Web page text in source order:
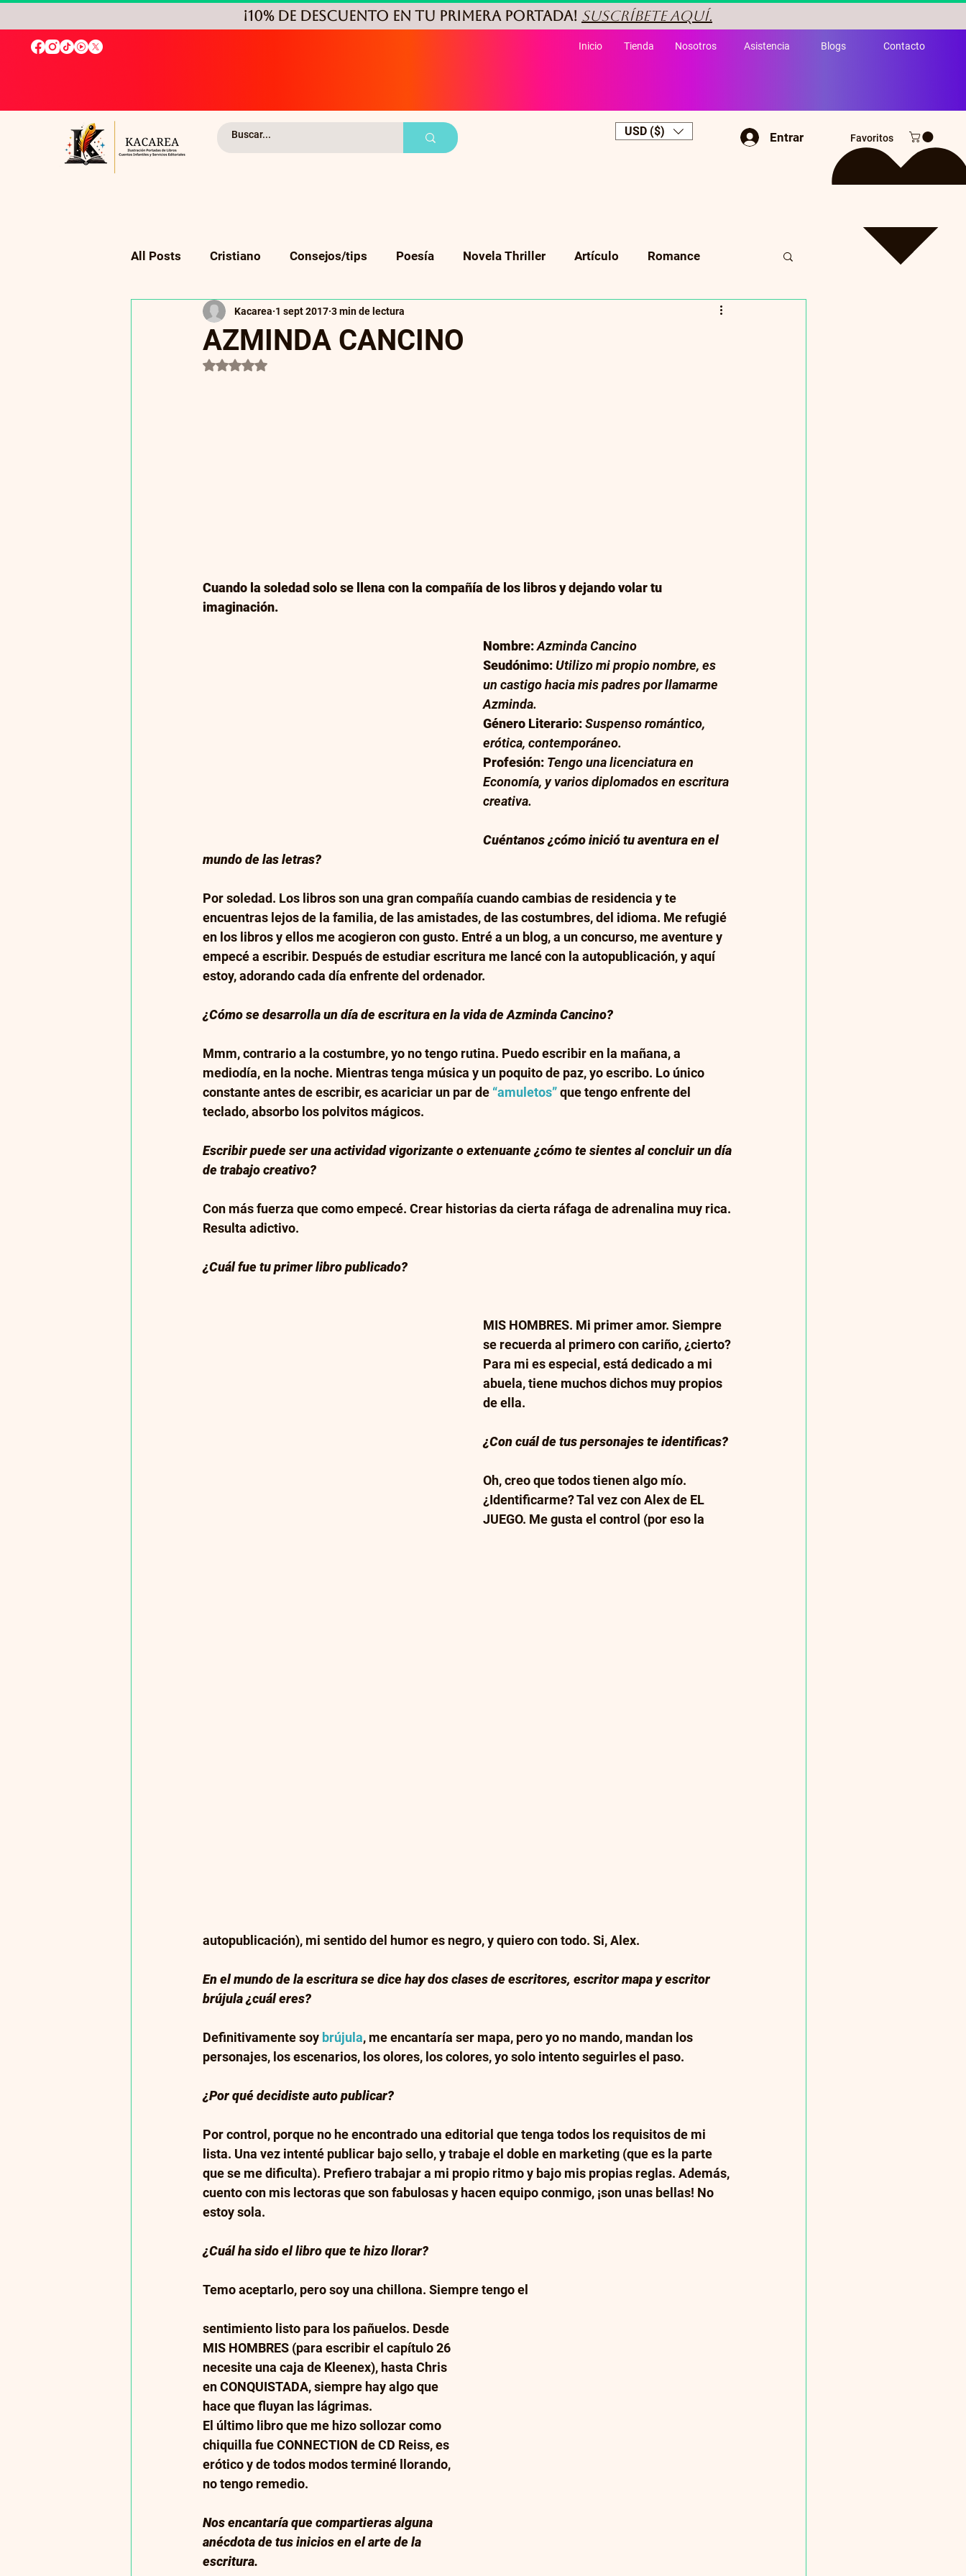
¡10% de DESCUENTO en tu primera portada! Suscríbete aquí.
Inicio Tienda Nosotros Asistencia Blogs Contacto
USD ($) Entrar Favoritos
All Posts Cristiano Consejos/tips Poesía Novela Thriller Artículo Romance
Religión Autoayuda Cuento corto Cuento infantil
Concursos Ciencia Ficción
AZMINDA CANCINO
Kacarea 1 sept 2017 3 min de lectura
Obtuvo NaN de 5 estrellas.
Cuando la soledad solo se llena con la compañía de los libros y dejando volar tu
imaginación.
Nombre:Azminda Cancino
Seudónimo: Utilizo mi propio nombre, es
un castigo hacia mis padres por llamarme
Azminda.
Género Literario: Suspenso romántico,
erótica, contemporáneo.
Profesión: Tengo una licenciatura en
Economía, y varios diplomados en escritura
creativa.
Cuéntanos ¿cómo inició tu aventura en el
mundo de las letras?
Por soledad. Los libros son una gran compañía cuando cambias de residencia y te
encuentras lejos de la familia, de las amistades, de las costumbres, del idioma. Me refugié
en los libros y ellos me acogieron con gusto. Entré a un blog, a un concurso, me aventure y
empecé a escribir. Después de estudiar escritura me lancé con la autopublicación, y aquí
estoy, adorando cada día enfrente del ordenador.
¿Cómo se desarrolla un día de escritura en la vida de Azminda Cancino?
Mmm, contrario a la costumbre, yo no tengo rutina. Puedo escribir en la mañana, a
mediodía, en la noche. Mientras tenga música y un poquito de paz, yo escribo. Lo único
constante antes de escribir, es acariciar un par de “amuletos” que tengo enfrente del
teclado, absorbo los polvitos mágicos.
Escribir puede ser una actividad vigorizante o extenuante ¿cómo te sientes al concluir un día
de trabajo creativo?
Con más fuerza que como empecé. Crear historias da cierta ráfaga de adrenalina muy rica.
Resulta adictivo.
¿Cuál fue tu primer libro publicado?
MIS HOMBRES. Mi primer amor. Siempre
se recuerda al primero con cariño, ¿cierto?
Para mi es especial, está dedicado a mi
abuela, tiene muchos dichos muy propios
de ella.
¿Con cuál de tus personajes te identificas?
Oh, creo que todos tienen algo mío.
¿Identificarme? Tal vez con Alex de EL
JUEGO. Me gusta el control (por eso la
autopublicación), mi sentido del humor es negro, y quiero con todo. Si, Alex.
En el mundo de la escritura se dice hay dos clases de escritores, escritor mapa y escritor
brújula ¿cuál eres?
Definitivamente soy brújula, me encantaría ser mapa, pero yo no mando, mandan los
personajes, los escenarios, los olores, los colores, yo solo intento seguirles el paso.
¿Por qué decidiste auto publicar?
Por control, porque no he encontrado una editorial que tenga todos los requisitos de mi
lista. Una vez intenté publicar bajo sello, y trabaje el doble en marketing (que es la parte
que se me dificulta). Prefiero trabajar a mi propio ritmo y bajo mis propias reglas. Además,
cuento con mis lectoras que son fabulosas y hacen equipo conmigo, ¡son unas bellas! No
estoy sola.
¿Cuál ha sido el libro que te hizo llorar?
Temo aceptarlo, pero soy una chillona. Siempre tengo el
sentimiento listo para los pañuelos. Desde
MIS HOMBRES (para escribir el capítulo 26
necesite una caja de Kleenex), hasta Chris
en CONQUISTADA, siempre hay algo que
hace que fluyan las lágrimas.
El último libro que me hizo sollozar como
chiquilla fue CONNECTION de CD Reiss, es
erótico y de todos modos terminé llorando,
no tengo remedio.
Nos encantaría que compartieras alguna
anécdota de tus inicios en el arte de la
escritura.